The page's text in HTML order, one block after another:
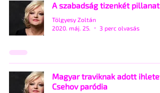
A szabadság tizenkét pillanata
Tölgyesy Zoltán
2020. máj. 25.
3 perc olvasás
Magyar traviknak adott ihletet
Csehov paródia